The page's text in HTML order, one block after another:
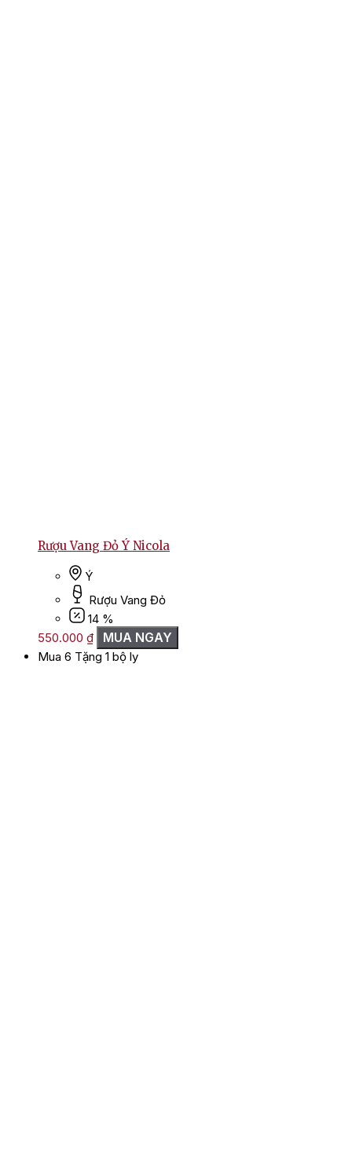
Rượu Vang Đỏ Ý Nicola
Ý
Rượu Vang Đỏ
14 %
550.000 ₫ MUA NGAY
Mua 6 Tặng 1 bộ ly